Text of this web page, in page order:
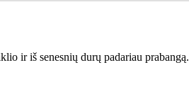
ir iš senesnių durų padariau prabangą.